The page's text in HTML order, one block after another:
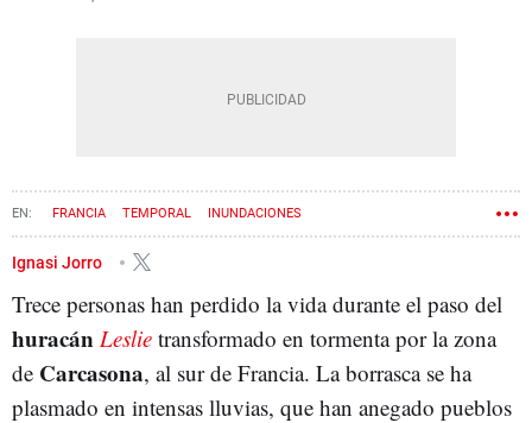
FRANCIA TEMPORAL INUNDACIONES
Ignasi Jorro
Trece personas han perdido la vida durante el paso del
huracán Leslie transformado en tormenta por la zona
de Carcasona, al sur de Francia. La borrasca se ha
plasmado en intensas lluvias, que han anegado pueblos